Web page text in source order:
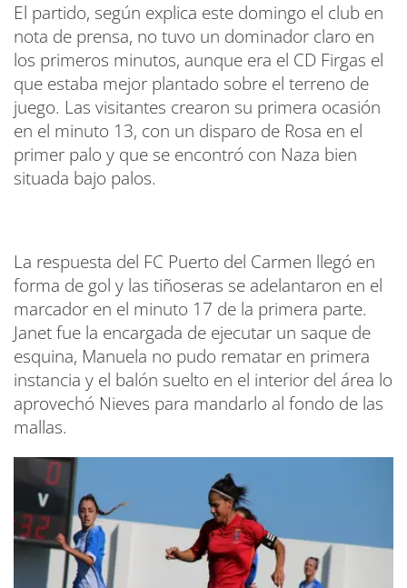
El partido, según explica este domingo el club en
nota de prensa, no tuvo un dominador claro en
los primeros minutos, aunque era el CD Firgas el
que estaba mejor plantado sobre el terreno de
juego. Las visitantes crearon su primera ocasión
en el minuto 13, con un disparo de Rosa en el
primer palo y que se encontró con Naza bien
situada bajo palos.
La respuesta del FC Puerto del Carmen llegó en
forma de gol y las tiñoseras se adelantaron en el
marcador en el minuto 17 de la primera parte.
Janet fue la encargada de ejecutar un saque de
esquina, Manuela no pudo rematar en primera
instancia y el balón suelto en el interior del área lo
aprovechó Nieves para mandarlo al fondo de las
mallas.